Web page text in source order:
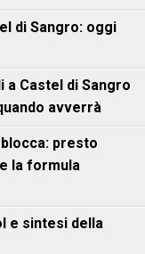
di Sangro: oggi
a Castel di Sangro
avverrà
presto
la formula
e sintesi della